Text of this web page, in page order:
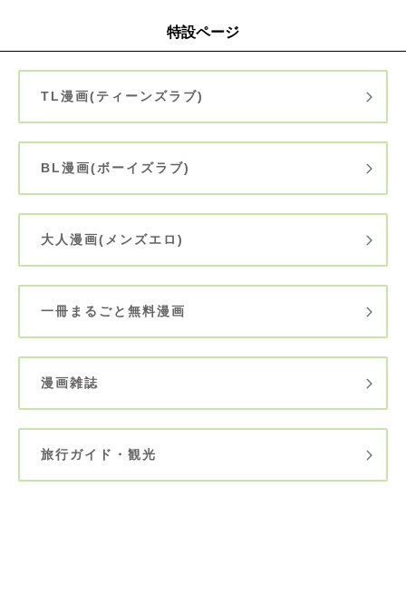
特設ページ
TL漫画(ティーンズラブ)
BL漫画(ボーイズラブ)
大人漫画(メンズエロ)
一冊まるごと無料漫画
漫画雑誌
旅行ガイド・観光